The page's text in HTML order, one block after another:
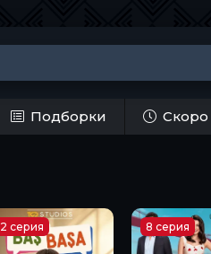
Подборки Скоро
2 серия 8 серия